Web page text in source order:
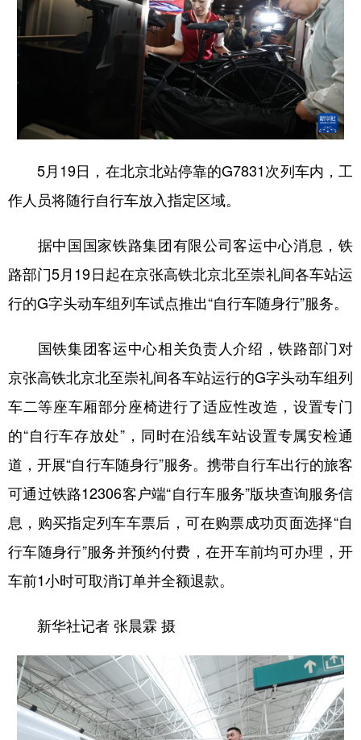
5月19日，在北京北站停靠的G7831次列车内，工
作人员将随行自行车放入指定区域。
据中国国家铁路集团有限公司客运中心消息，铁
路部门5月19日起在京张高铁北京北至崇礼间各车站运
行的G字头动车组列车试点推出“自行车随身行”服务。
国铁集团客运中心相关负责人介绍，铁路部门对
京张高铁北京北至崇礼间各车站运行的G字头动车组列
车二等座车厢部分座椅进行了适应性改造，设置专门
的“自行车存放处”，同时在沿线车站设置专属安检通
道，开展“自行车随身行”服务。携带自行车出行的旅客
可通过铁路12306客户端“自行车服务”版块查询服务信
息，购买指定列车车票后，可在购票成功页面选择“自
行车随身行”服务并预约付费，在开车前均可办理，开
车前1小时可取消订单并全额退款。
新华社记者 张晨霖 摄